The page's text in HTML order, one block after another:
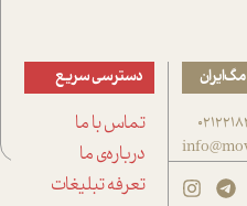
مگ‌ایران دسترسی سریع
تماس با ما
درباره‌ی ما
تعرفه تبلیغات